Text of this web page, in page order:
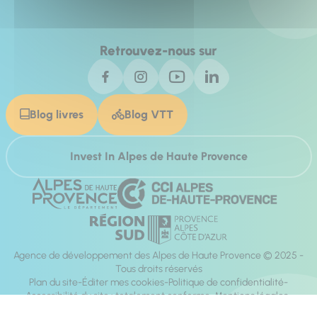
Retrouvez-nous sur
Blog livres Blog VTT
Invest In Alpes de Haute Provence
Agence de développement des Alpes de Haute Provence © 2025 -
Tous droits réservés
Plan du site Éditer mes cookies Politique de confidentialité
Accessibilité du site : totalement conforme Mentions légales